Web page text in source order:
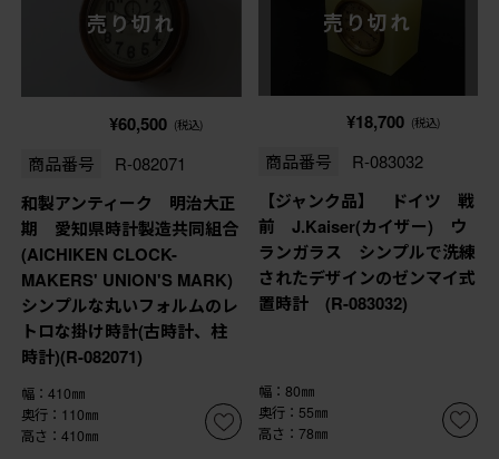
売り切れ
¥60,500 (税込)
商品番号 R-082071
和製アンティーク 明治大正
期 愛知県時計製造共同組合
(AICHIKEN CLOCK-
MAKERS' UNION'S MARK)
シンプルな丸いフォルムのレ
トロな掛け時計(古時計、柱
時計)(R-082071)
幅：410㎜
奥行：110㎜
高さ：410㎜
売り切れ
¥18,700 (税込)
商品番号 R-083032
【ジャンク品】 ドイツ 戦
前 J.Kaiser(カイザー) ウ
ランガラス シンプルで洗練
されたデザインのゼンマイ式
置時計 (R-083032)
幅：80㎜
奥行：55㎜
高さ：78㎜